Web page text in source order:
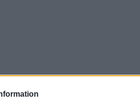
langd.se. Nu släpper vi hela